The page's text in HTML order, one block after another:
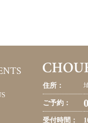
住所：
ご予約：
受付時間：